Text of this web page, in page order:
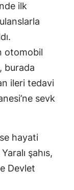
ilk
otomobil
burada
ileri tedavi
sevk
hayati
şahıs,
Devlet